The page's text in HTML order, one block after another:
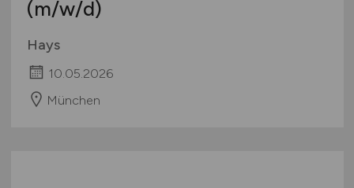
(m/w/d)
Hays
10.05.2026
München